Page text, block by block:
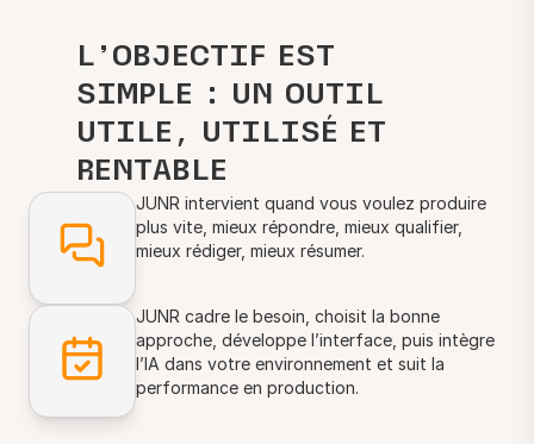
L’OBJECTIF EST
SIMPLE : UN OUTIL
UTILE, UTILISÉ ET
RENTABLE
JUNR intervient quand vous voulez produire
plus vite, mieux répondre, mieux qualifier,
mieux rédiger, mieux résumer.
JUNR cadre le besoin, choisit la bonne
approche, développe l’interface, puis intègre
l’IA dans votre environnement et suit la
performance en production.